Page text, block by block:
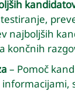
najboljših
končnih
– Pomoč